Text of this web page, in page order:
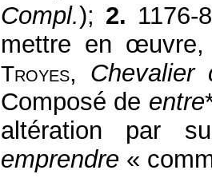
Compl.); 2. 1176-
mettre en
Troyes, Chevalier
Composé de entre
altération par
emprendre «